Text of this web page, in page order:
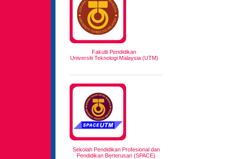
Fakulti Pendidikan
Universiti Teknologi Malaysia (UTM)
Sekolah Pendidikan Profesional dan
Pendidikan Berterusan (SPACE)